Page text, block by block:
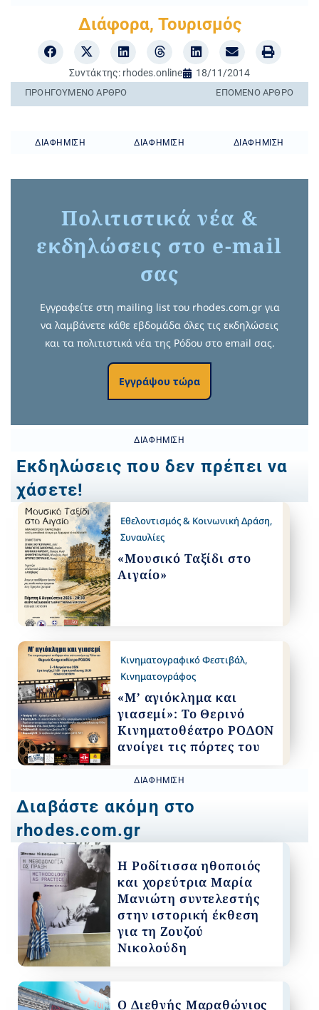
Διάφορα, Τουρισμός
Συντάκτης: rhodes.online 18/11/2014
ΠΡΟΗΓΟΎΜΕΝO ΆΡΘΡΟ ΕΠΌΜΕΝΟ ΆΡΘΡΟ
ΔΙΑΦΉΜΙΣΗ ΔΙΑΦΉΜΙΣΗ ΔΙΑΦΉΜΙΣΗ
Πολιτιστικά νέα &
εκδηλώσεις στο e-mail
σας
Εγγραφείτε στη mailing list του rhodes.com.gr για
να λαμβάνετε κάθε εβδομάδα όλες τις εκδηλώσεις
και τα πολιτιστικά νέα της Ρόδου στο email σας.
Εγγράψου τώρα
ΔΙΑΦΉΜΙΣΗ
Εκδηλώσεις που δεν πρέπει να
χάσετε!
Εθελοντισμός & Κοινωνική Δράση,
Συναυλίες
«Μουσικό Ταξίδι στο
Αιγαίο»
Κινηματογραφικό Φεστιβάλ,
Κινηματογράφος
«Μ’ αγιόκλημα και
γιασεμί»: Το Θερινό
Κινηματοθέατρο ΡΟΔΟΝ
ανοίγει τις πόρτες του
ΔΙΑΦΉΜΙΣΗ
Διαβάστε ακόμη στο
rhodes.com.gr
Η Ροδίτισσα ηθοποιός
και χορεύτρια Μαρία
Μανιώτη συντελεστής
στην ιστορική έκθεση
για τη Ζουζού
Νικολούδη
Ο Διεθνής Μαραθώνιος